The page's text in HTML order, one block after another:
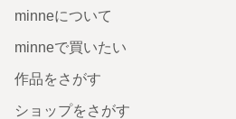
minneについて
minneで買いたい
作品をさがす
ショップをさがす